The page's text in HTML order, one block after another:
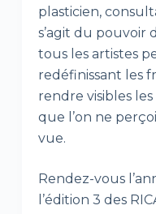
plasticien,
s’agit du pouvoir
tous les artistes
redéfinissant les
rendre visibles
que l’on ne
vue.
Rendez-vous
l’édition 3 des